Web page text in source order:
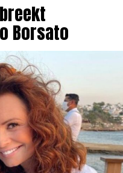
Borsato